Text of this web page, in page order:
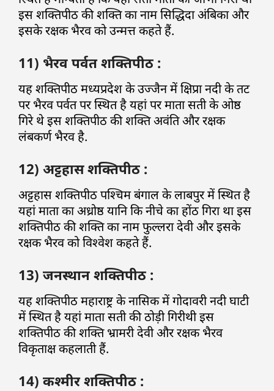
इस शक्तिपीठ की शक्ति का नाम सिद्धिदा अंबिका और
इसके रक्षक भैरव को उन्मत्त कहते हैं.
11) भैरव पर्वत शक्तिपीठ :
यह शक्तिपीठ मध्यप्रदेश के उज्जैन में क्षिप्रा नदी के तट
पर भैरव पर्वत पर स्थित है यहां पर माता सती के ओष्ठ
गिरे थे इस शक्तिपीठ की शक्ति अवंति और रक्षक
लंबकर्ण भैरव है.
12) अट्टहास शक्तिपीठ :
अट्टहास शक्तिपीठ पश्चिम बंगाल के लाबपुर में स्थित है
यहां माता का अध्रोष्ठ यानि कि नीचे का होंठ गिरा था इस
शक्तिपीठ की शक्ति का नाम फुल्लरा देवी और इसके
रक्षक भैरव को विश्वेश कहते हैं.
13) जनस्थान शक्तिपीठ :
यह शक्तिपीठ महाराष्ट्र के नासिक में गोदावरी नदी घाटी
में स्थित है यहां माता सती की ठोड़ी गिरीथी इस
शक्तिपीठ की शक्ति भ्रामरी देवी और रक्षक भैरव
विकृताक्ष कहलाती हैं.
14) कश्मीर शक्तिपीठ :